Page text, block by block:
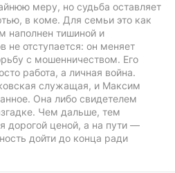
меру, но судьба оставляет
в коме. Для семьи это как
тишиной и
не отступается: он меняет
с мошенничеством. Его
работа, а личная война.
служащая, и Максим
Она либо свидетелем
Чем дальше, тем
дорогой ценой, а на пути —
дойти до конца ради